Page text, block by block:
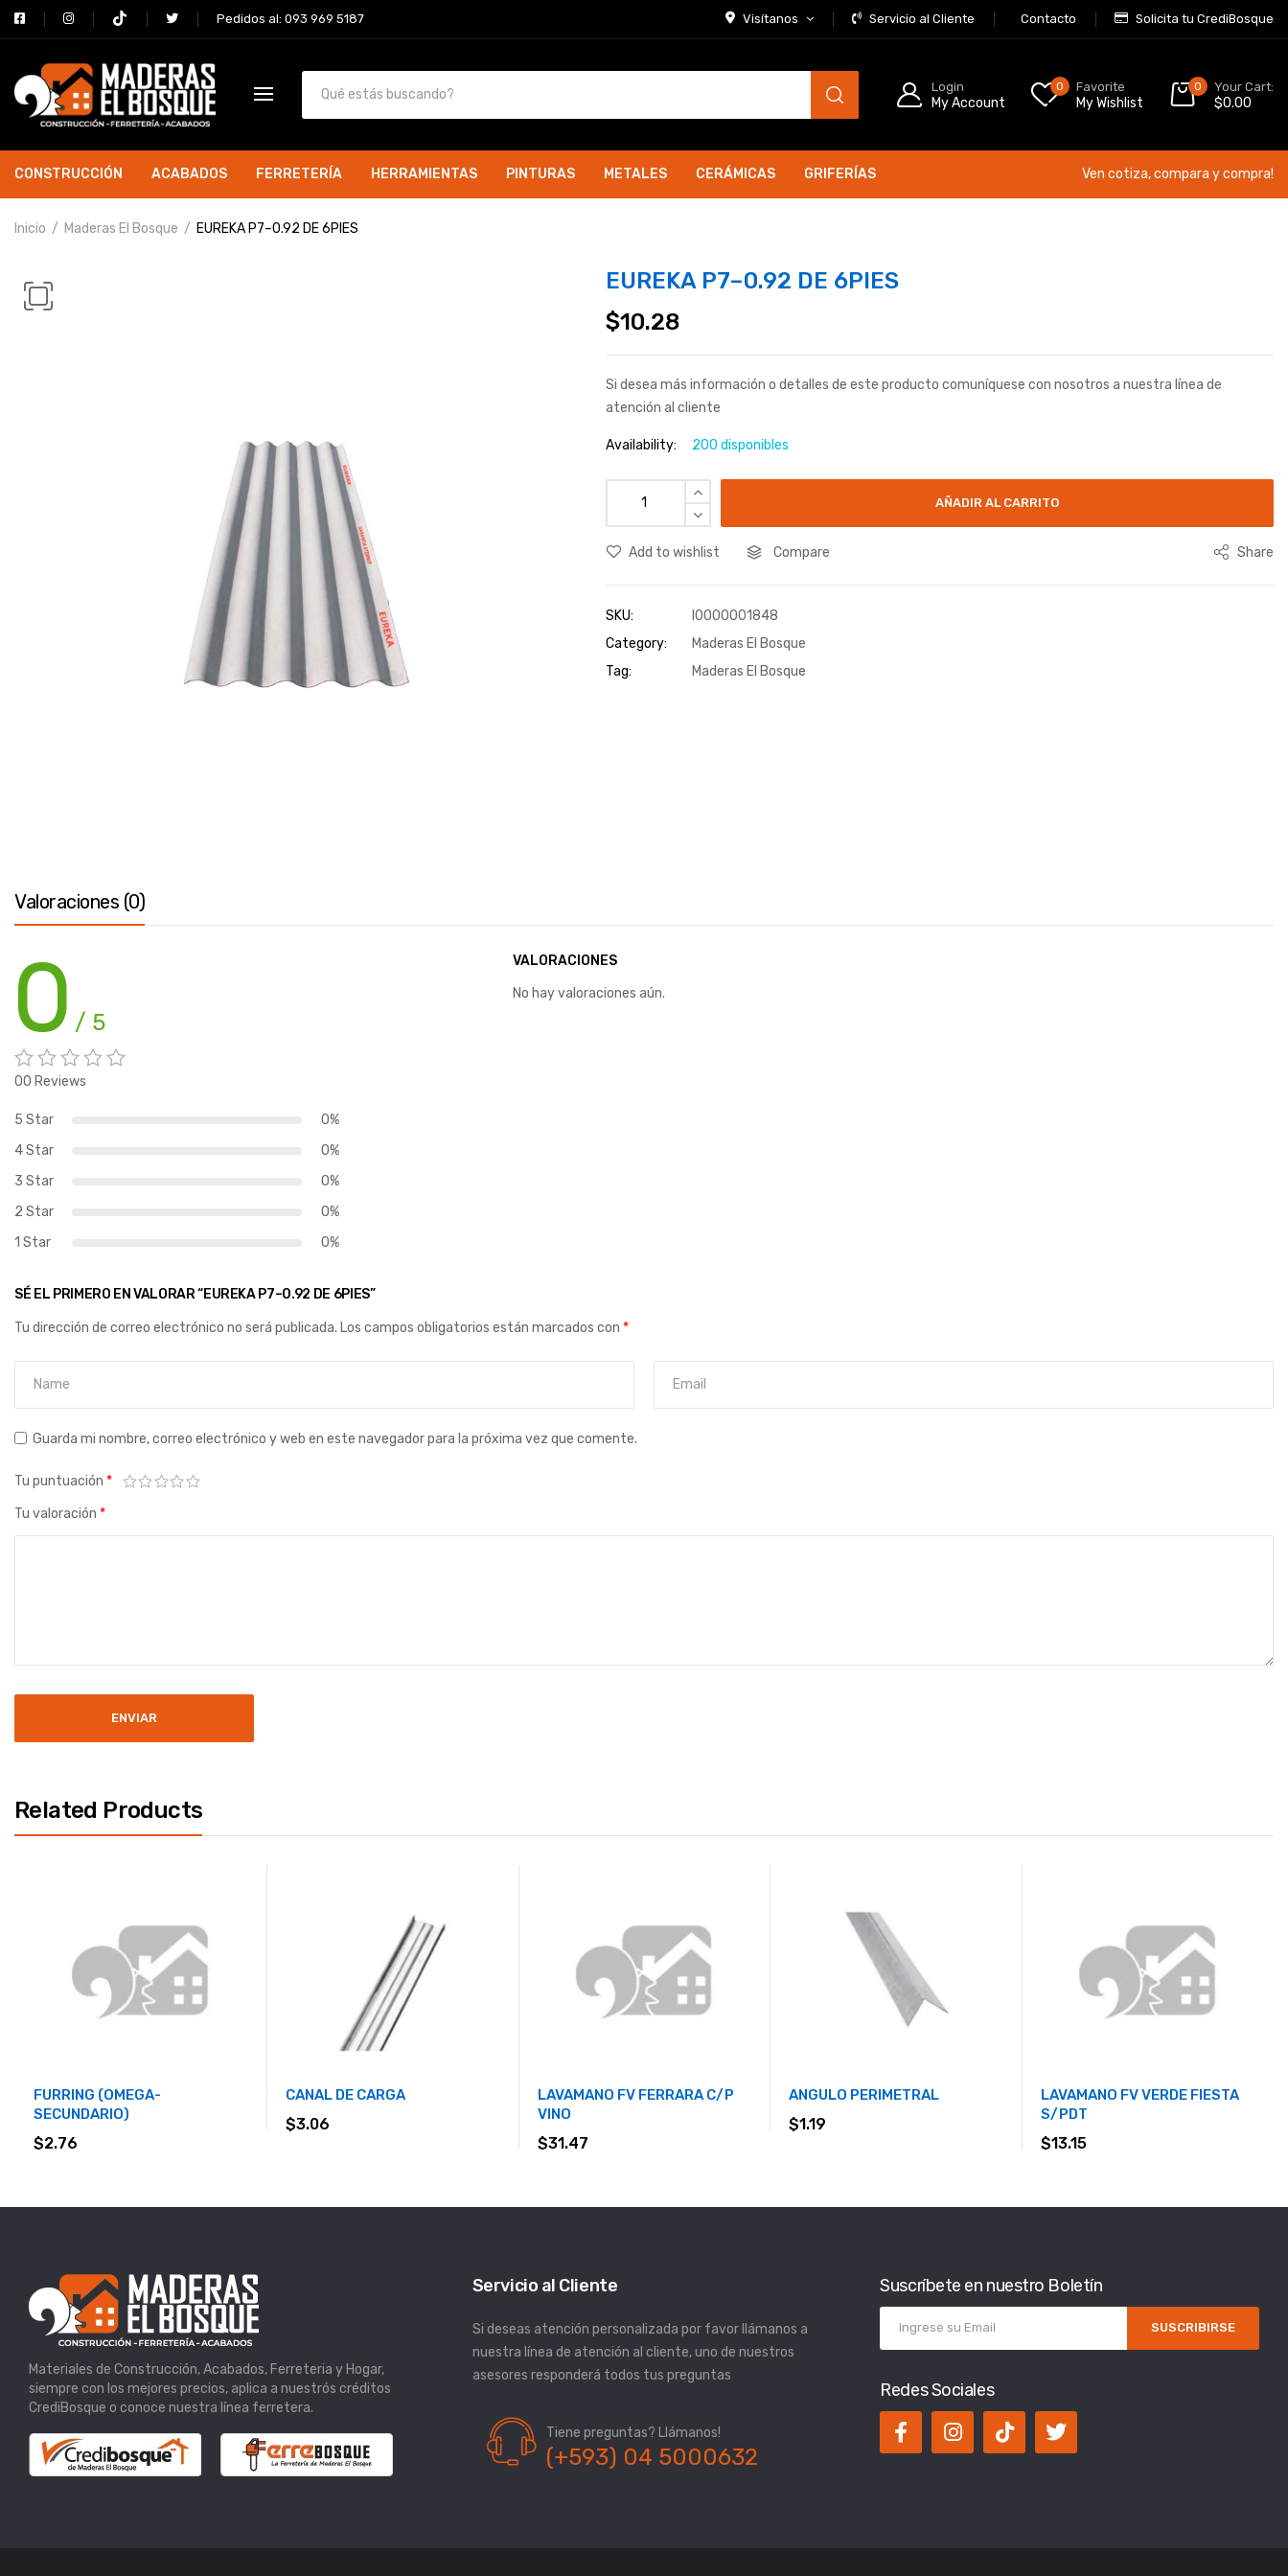
Pedidos al: 093 969 5187 Visítanos Servicio al Cliente Contacto Solicita tu CrediBosque
Login
My Account
0 Favorite
My Wishlist
0 Your Cart:
$0.00
CONSTRUCCIÓN ACABADOS FERRETERÍA HERRAMIENTAS PINTURAS METALES CERÁMICAS GRIFERÍAS Ven cotiza, compara y compra!
Inicio Maderas El Bosque EUREKA P7–0.92 DE 6PIES
EUREKA P7–0.92 DE 6PIES
$10.28
Si desea más información o detalles de este producto comuníquese con nosotros a nuestra línea de
atención al cliente
Availability: 200 disponibles
AÑADIR AL CARRITO
Add to wishlist Compare Share
SKU:
I0000001848
Category:
Maderas El Bosque
Tag:
Maderas El Bosque
Valoraciones (0)
0 / 5
00 Reviews
5 Star
0%
4 Star
0%
3 Star
0%
2 Star
0%
1 Star
0%
VALORACIONES
No hay valoraciones aún.
SÉ EL PRIMERO EN VALORAR “EUREKA P7–0.92 DE 6PIES”
Tu dirección de correo electrónico no será publicada. Los campos obligatorios están marcados con *
Guarda mi nombre, correo electrónico y web en este navegador para la próxima vez que comente.
Tu puntuación *
Tu valoración *
Related Products
FURRING (OMEGA-
SECUNDARIO)
$2.76
CANAL DE CARGA
$3.06
LAVAMANO FV FERRARA C/P
VINO
$31.47
ANGULO PERIMETRAL
$1.19
LAVAMANO FV VERDE FIESTA
S/PDT
$13.15
Materiales de Construcción, Acabados, Ferreteria y Hogar,
siempre con los mejores precios, aplica a nuestrós créditos
CrediBosque o conoce nuestra línea ferretera.
Servicio al Cliente
Si deseas atención personalizada por favor llámanos a
nuestra línea de atención al cliente, uno de nuestros
asesores responderá todos tus preguntas
Tiene preguntas? Llámanos!
(+593) 04 5000632
Suscríbete en nuestro Boletín
SUSCRIBIRSE
Redes Sociales